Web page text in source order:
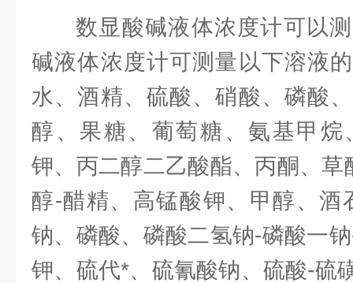
数显酸碱液体浓度计可以
碱液体浓度计可测量以下溶液
水、酒精、硫酸、硝酸、磷酸
醇、果糖、葡萄糖、氨基甲烷
钾、丙二醇二乙酸酯、丙酮、
醇-醋精、高锰酸钾、甲醇、酒
钠、磷酸、磷酸二氢钠-磷酸一
钾、硫代*、硫氰酸钠、硫酸-硫